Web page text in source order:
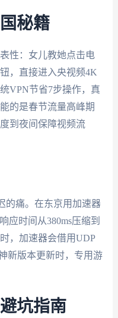
秘籍
性：女儿教她点击电
，直接进入央视频4K
VPN节省7步操作，真
的是春节流量高峰期
到夜间保障视频流
的痛。在东京用加速器
应时间从380ms压缩到
，加速器会借用UDP
新版本更新时，专用游
坑指南